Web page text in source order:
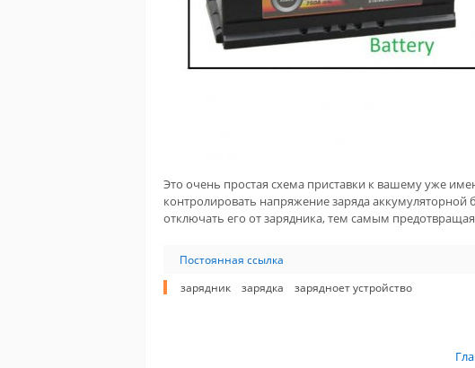
Это очень простая схема приставки к вашему уже
контролировать напряжение заряда
отключать его от зарядника, тем самым
Постоянная ссылка
зарядник
зарядка зарядноет устройство